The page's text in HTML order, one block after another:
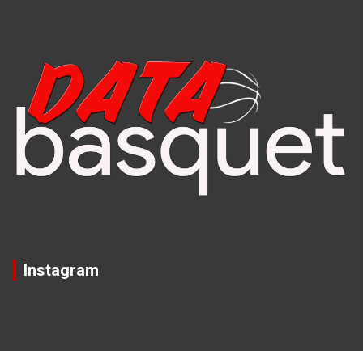
Instagram